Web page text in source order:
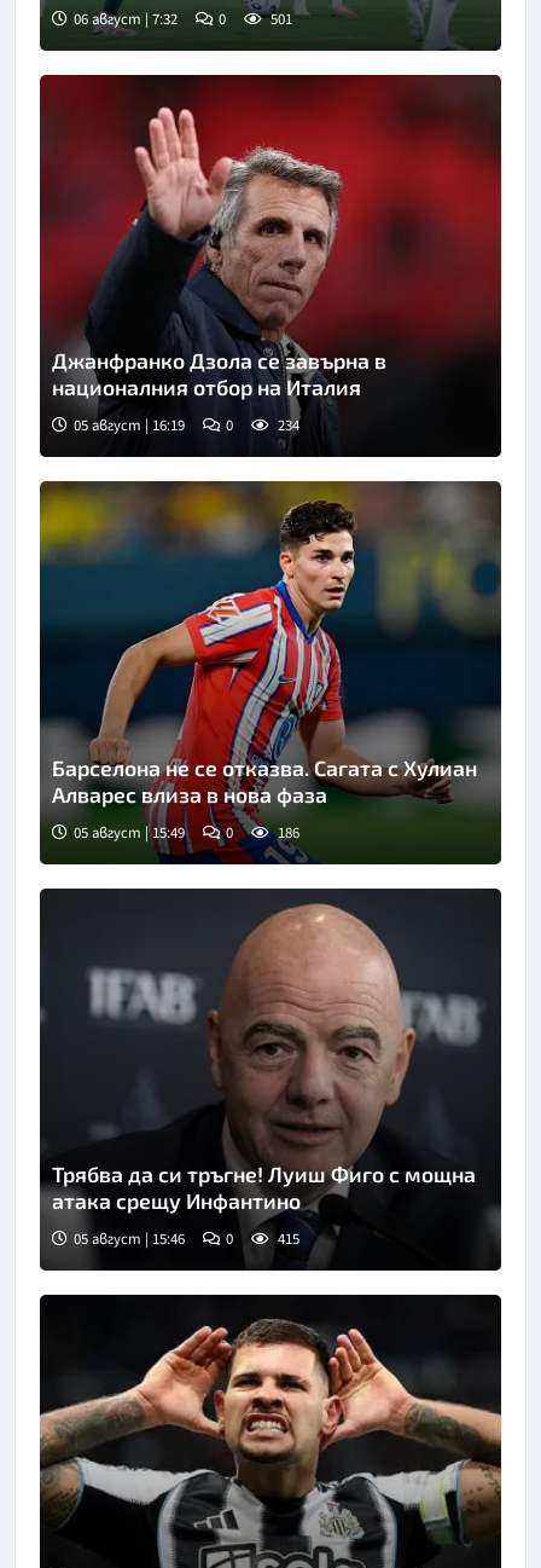
06 август | 7:32 0 501
Снимка: goggle
Джанфранко Дзола се завърна в
националния отбор на Италия
05 август | 16:19 0 234
Снимка: goggle
Барселона не се отказва. Сагата с Хулиан
Алварес влиза в нова фаза
05 август | 15:49 0 186
Снимка: Кийстоун
Трябва да си тръгне! Луиш Фиго с мощна
атака срещу Инфантино
05 август | 15:46 0 415